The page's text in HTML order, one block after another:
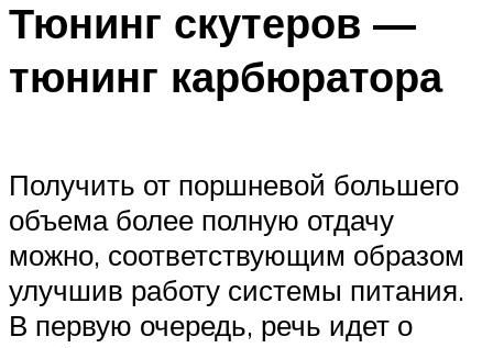
Тюнинг скутеров —
тюнинг карбюратора
Получить от поршневой большего
объема более полную отдачу
можно, соответствующим образом
улучшив работу системы питания.
В первую очередь, речь идет о